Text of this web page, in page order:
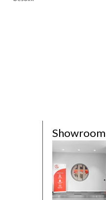
Showroom